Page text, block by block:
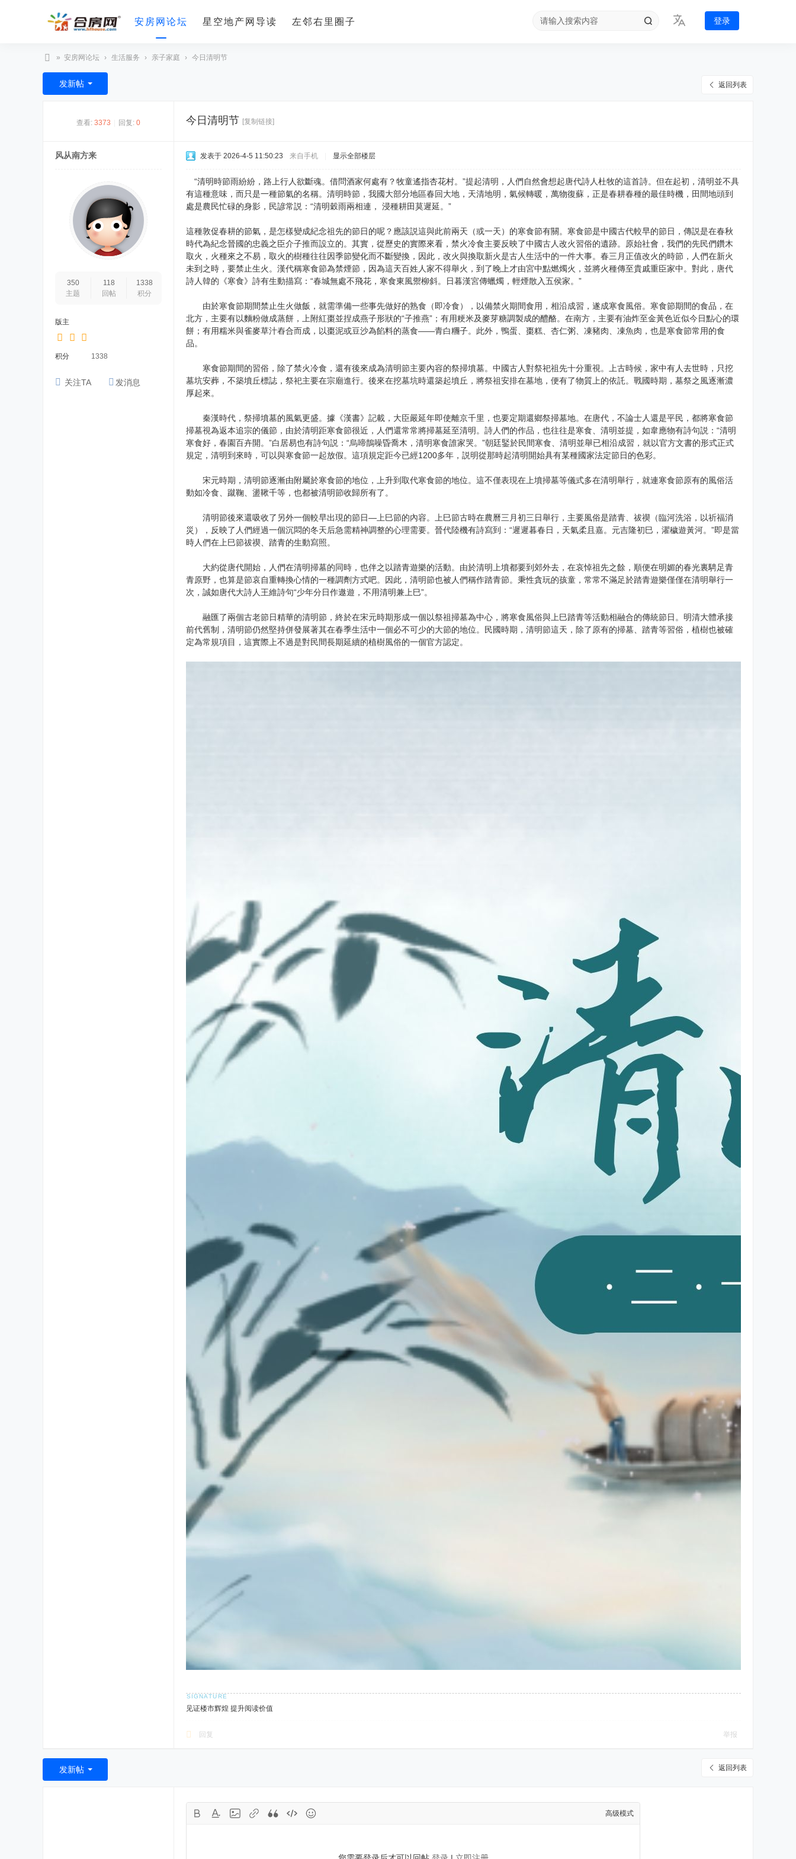
安房网论坛 星空地产网导读 左邻右里圈子 登录
合
房
» 安房网论坛 › 生活服务 › 亲子家庭 › 今日清明节
返回列表
发新帖
查看: 3373 回复: 0 今日清明节 [复制链接]
风从南方来
350
主题
118
回帖
1338
积分
版主
积分 1338
关注TA 发消息
发表于 2026-4-5 11:50:23 来自手机 显示全部楼层
“清明時節雨紛紛，路上行人欲斷魂。借問酒家何處有？牧童遙指杏花村。”提起清明，人們自然會想起唐代詩人杜牧的這首詩。但在起初，清明並不具
有這種意味，而只是一種節氣的名稱。清明時節，我國大部分地區春回大地，天清地明，氣候轉暖，萬物復蘇，正是春耕春種的最佳時機，田間地頭到
處是農民忙碌的身影，民諺常説：“清明穀雨兩相連， 浸種耕田莫遲延。”
這種敦促春耕的節氣，是怎樣變成紀念祖先的節日的呢？應該説這與此前兩天（或一天）的寒食節有關。寒食節是中國古代較早的節日，傳説是在春秋
時代為紀念晉國的忠義之臣介子推而設立的。其實，從歷史的實際來看，禁火冷食主要反映了中國古人改火習俗的遺跡。原始社會，我們的先民們鑽木
取火，火種來之不易，取火的樹種往往因季節變化而不斷變換，因此，改火與換取新火是古人生活中的一件大事。春三月正值改火的時節，人們在新火
未到之時，要禁止生火。漢代稱寒食節為禁煙節，因為這天百姓人家不得舉火，到了晚上才由宮中點燃燭火，並將火種傳至貴戚重臣家中。對此，唐代
詩人韓的《寒食》詩有生動描寫：“春城無處不飛花，寒食東風禦柳斜。日暮漢宮傳蠟燭，輕煙散入五侯家。”
由於寒食節期間禁止生火做飯，就需準備一些事先做好的熟食（即冷食），以備禁火期間食用，相沿成習，遂成寒食風俗。寒食節期間的食品，在
北方，主要有以麵粉做成蒸餅，上附紅棗並捏成燕子形狀的“子推燕”；有用粳米及麥芽糖調製成的醴酪。在南方，主要有油炸至金黃色近似今日點心的環
餅；有用糯米與雀麥草汁舂合而成，以棗泥或豆沙為餡料的蒸食——青白糰子。此外，鴨蛋、棗糕、杏仁粥、凍豬肉、凍魚肉，也是寒食節常用的食
品。
寒食節期間的習俗，除了禁火冷食，還有後來成為清明節主要內容的祭掃墳墓。中國古人對祭祀祖先十分重視。上古時候，家中有人去世時，只挖
墓坑安葬，不築墳丘標誌，祭祀主要在宗廟進行。後來在挖墓坑時還築起墳丘，將祭祖安排在墓地，便有了物質上的依託。戰國時期，墓祭之風逐漸濃
厚起來。
秦漢時代，祭掃墳墓的風氣更盛。據《漢書》記載，大臣嚴延年即使離京千里，也要定期還鄉祭掃墓地。在唐代，不論士人還是平民，都將寒食節
掃墓視為返本追宗的儀節，由於清明距寒食節很近，人們還常常將掃墓延至清明。詩人們的作品，也往往是寒食、清明並提，如韋應物有詩句説：“清明
寒食好，春園百卉開。”白居易也有詩句説：“烏啼鵲噪昏喬木，清明寒食誰家哭。”朝廷鋻於民間寒食、清明並舉已相沿成習，就以官方文書的形式正式
規定，清明到來時，可以與寒食節一起放假。這項規定距今已經1200多年，説明從那時起清明開始具有某種國家法定節日的色彩。
宋元時期，清明節逐漸由附屬於寒食節的地位，上升到取代寒食節的地位。這不僅表現在上墳掃墓等儀式多在清明舉行，就連寒食節原有的風俗活
動如冷食、蹴鞠、盪鞦千等，也都被清明節收歸所有了。
清明節後來還吸收了另外一個較早出現的節日—上巳節的內容。上巳節古時在農曆三月初三日舉行，主要風俗是踏青、祓禊（臨河洗浴，以祈福消
災），反映了人們經過一個沉悶的冬天后急需精神調整的心理需要。晉代陸機有詩寫到：“遲遲暮春日，天氣柔且嘉。元吉隆初巳，濯穢遊黃河。”即是當
時人們在上巳節祓禊、踏青的生動寫照。
大約從唐代開始，人們在清明掃墓的同時，也伴之以踏青遊樂的活動。由於清明上墳都要到郊外去，在哀悼祖先之餘，順便在明媚的春光裏騁足青
青原野，也算是節哀自重轉換心情的一種調劑方式吧。因此，清明節也被人們稱作踏青節。秉性貪玩的孩童，常常不滿足於踏青遊樂僅僅在清明舉行一
次，誠如唐代大詩人王維詩句“少年分日作遨遊，不用清明兼上巳”。
融匯了兩個古老節日精華的清明節，終於在宋元時期形成一個以祭祖掃墓為中心，將寒食風俗與上巳踏青等活動相融合的傳統節日。明清大體承接
前代舊制，清明節仍然堅持併發展著其在春季生活中一個必不可少的大節的地位。民國時期，清明節這天，除了原有的掃墓、踏青等習俗，植樹也被確
定為常規項目，這實際上不過是對民間長期延續的植樹風俗的一個官方認定。
见证楼市辉煌 提升阅读价值
回复 举报
返回列表
发新帖
高级模式